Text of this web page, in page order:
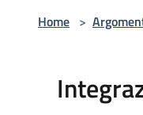
Home >